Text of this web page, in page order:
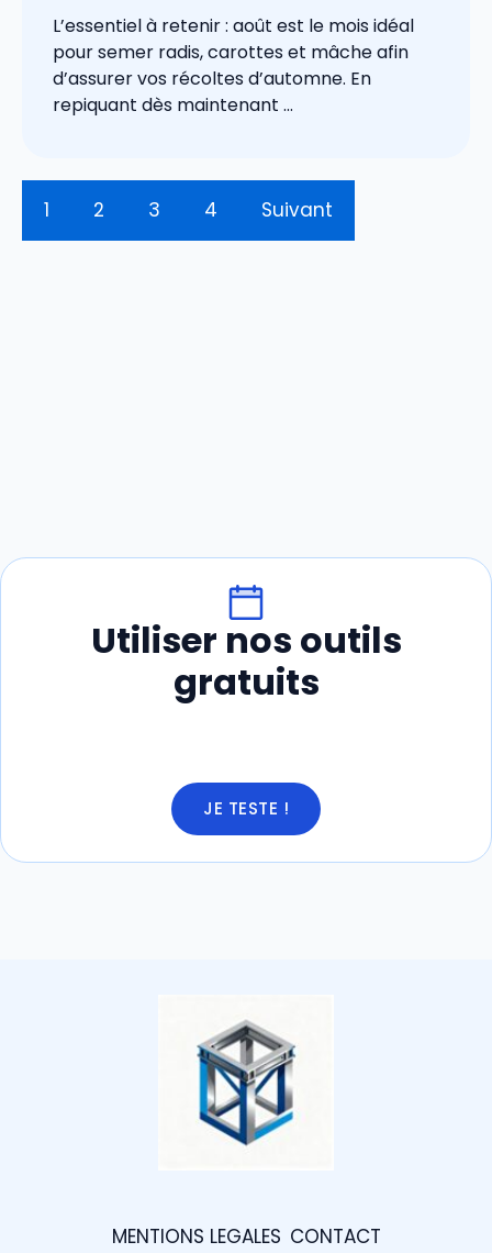
L’essentiel à retenir : août est le mois idéal
pour semer radis, carottes et mâche afin
d’assurer vos récoltes d’automne. En
repiquant dès maintenant ...
1 2 3 4 Suivant
Utiliser nos outils
gratuits
JE TESTE !
MENTIONS LEGALES CONTACT